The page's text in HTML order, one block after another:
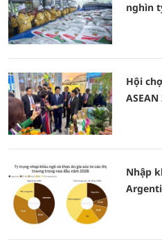
nghìn
Hội
Nhập